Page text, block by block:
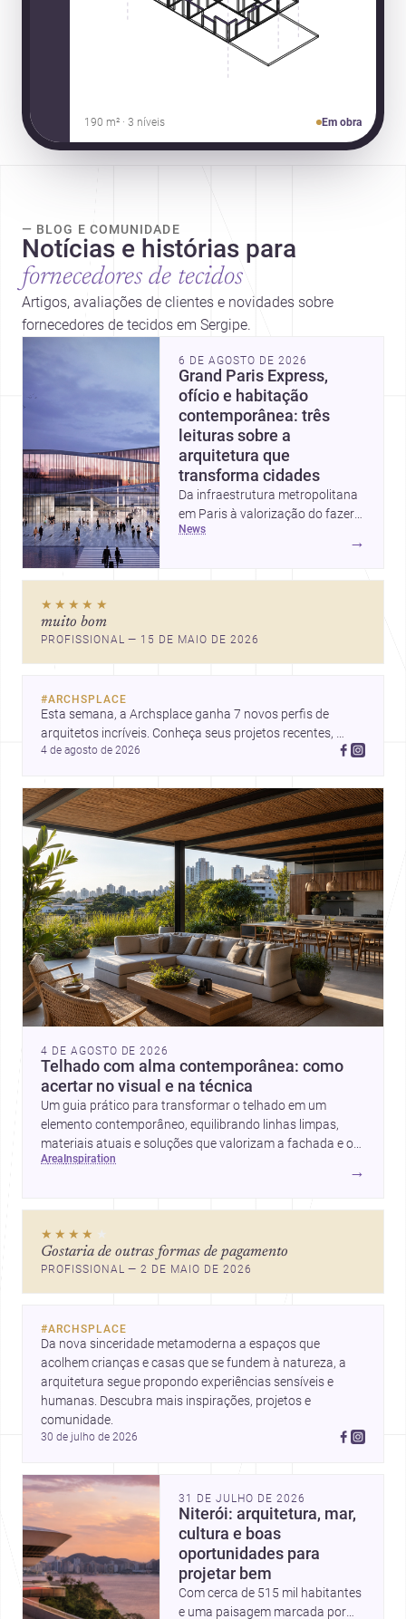
190 m² · 3 níveis Em obra
— BLOG E COMUNIDADE
Notícias e histórias para
fornecedores de tecidos
Artigos, avaliações de clientes e novidades sobre
fornecedores de tecidos em Sergipe.
6 DE AGOSTO DE 2026
Grand Paris Express,
ofício e habitação
contemporânea: três
leituras sobre a
arquitetura que
transforma cidades
Da infraestrutura metropolitana
em Paris à valorização do fazer
artesanal e à casa elevada da
inspirador para profissionais que
pensam cidade, construção e
news
→
★★★★★
muito bom
PROFISSIONAL — 15 DE MAIO DE 2026
#ARCHSPLACE
Esta semana, a Archsplace ganha 7 novos perfis de
arquitetos incríveis. Conheça seus projetos recentes,
inspire-se com seus trabalhos e descubra talentos que
4 de agosto de 2026
4 DE AGOSTO DE 2026
Telhado com alma contemporânea: como
acertar no visual e na técnica
Um guia prático para transformar o telhado em um
elemento contemporâneo, equilibrando linhas limpas,
materiais atuais e soluções que valorizam a fachada e o
conforto da casa.
area inspiration
→
★★★★ ★
Gostaria de outras formas de pagamento
PROFISSIONAL — 2 DE MAIO DE 2026
#ARCHSPLACE
Da nova sinceridade metamoderna a espaços que
acolhem crianças e casas que se fundem à natureza, a
arquitetura segue propondo experiências sensíveis e
humanas. Descubra mais inspirações, projetos e
comunidade.
30 de julho de 2026
31 DE JULHO DE 2026
Niterói: arquitetura, mar,
cultura e boas
oportunidades para
projetar bem
Com cerca de 515 mil habitantes
e uma paisagem marcada por